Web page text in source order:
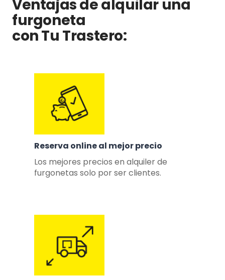
Ventajas de alquilar una
furgoneta
con Tu Trastero:
Reserva online al mejor precio
Los mejores precios en alquiler de
furgonetas solo por ser clientes.